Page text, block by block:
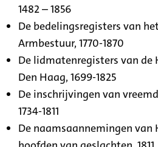
1482 – 1856
De bedelingsregisters van
Armbestuur, 1770-1870
De lidmatenregisters van de
Den Haag, 1699-1825
De inschrijvingen van
1734-1811
De naamsaannemingen van